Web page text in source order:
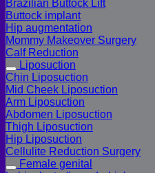
Brazilian Buttock Lift
Buttock implant
Hip augmentation
Mommy Makeover Surgery
Calf Reduction
Liposuction
Chin Liposuction
Mid Cheek Liposuction
Arm Liposuction
Abdomen Liposuction
Thigh Liposuction
Hip Liposuction
Cellulite Reduction Surgery
Female genital